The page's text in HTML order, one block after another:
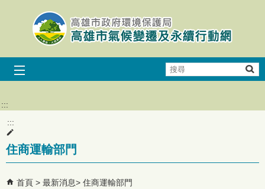
跳到主要內容區塊
搜
尋
:::
:::
住商運輸部門
首頁 最新消息 住商運輸部門